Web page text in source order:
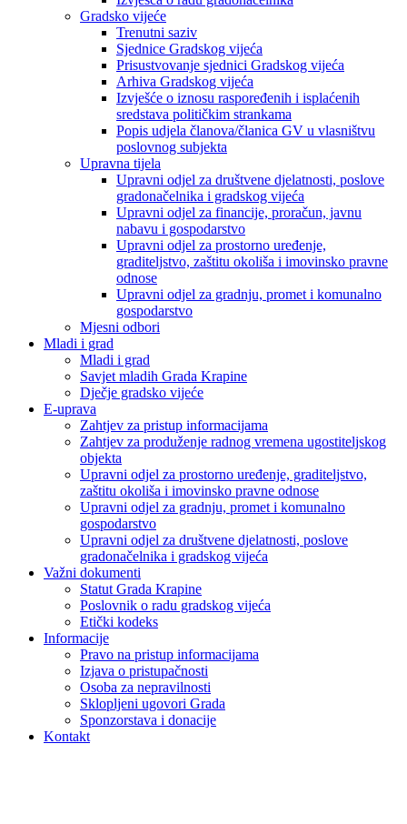
Gradsko vijeće
Trenutni saziv
Sjednice Gradskog vijeća
Prisustvovanje sjednici Gradskog vijeća
Arhiva Gradskog vijeća
Izvješće o iznosu raspoređenih i isplaćenih
sredstava političkim strankama
Popis udjela članova/članica GV u vlasništvu
poslovnog subjekta
Upravna tijela
Upravni odjel za društvene djelatnosti, poslove
gradonačelnika i gradskog vijeća
Upravni odjel za financije, proračun, javnu
nabavu i gospodarstvo
Upravni odjel za prostorno uređenje,
graditeljstvo, zaštitu okoliša i imovinsko pravne
odnose
Upravni odjel za gradnju, promet i komunalno
gospodarstvo
Mjesni odbori
Mladi i grad
Mladi i grad
Savjet mladih Grada Krapine
Dječje gradsko vijeće
E-uprava
Zahtjev za pristup informacijama
Zahtjev za produženje radnog vremena ugostiteljskog
objekta
Upravni odjel za prostorno uređenje, graditeljstvo,
zaštitu okoliša i imovinsko pravne odnose
Upravni odjel za gradnju, promet i komunalno
gospodarstvo
Upravni odjel za društvene djelatnosti, poslove
gradonačelnika i gradskog vijeća
Važni dokumenti
Statut Grada Krapine
Poslovnik o radu gradskog vijeća
Etički kodeks
Informacije
Pravo na pristup informacijama
Izjava o pristupačnosti
Osoba za nepravilnosti
Sklopljeni ugovori Grada
Sponzorstava i donacije
Kontakt